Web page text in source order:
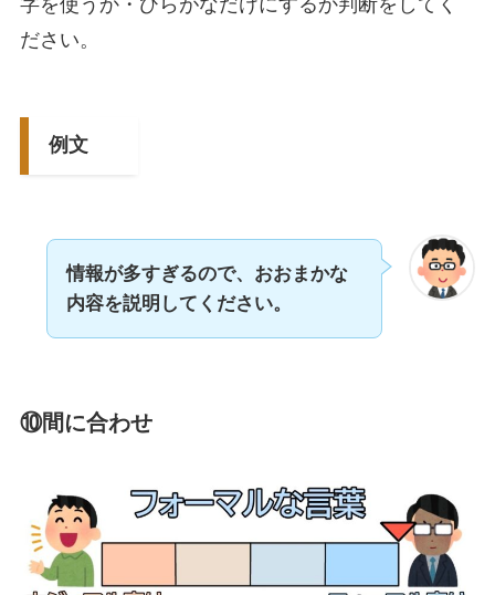
字を使うか・ひらがなだけにするか判断をしてく
ださい。
例文
情報が多すぎるので、おおまかな
内容を説明してください。
⑩間に合わせ